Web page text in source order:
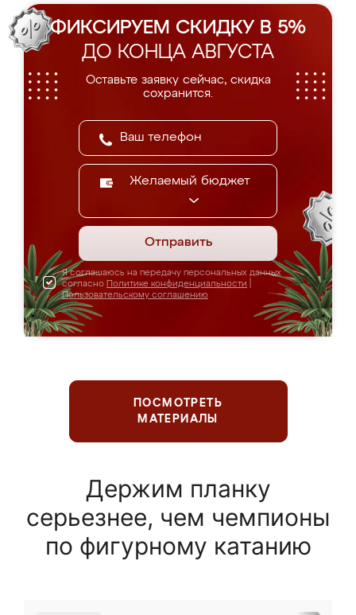
ФИКСИРУЕМ СКИДКУ В 5%
ДО КОНЦА АВГУСТА
Оставьте заявку сейчас, скидка
сохранится.
Желаемый бюджет
Отправить
Я соглашаюсь на передачу персональных данных
согласно Политике конфиденциальности
Пользовательскому соглашению
ПОСМОТРЕТЬ
МАТЕРИАЛЫ
Держим планку
серьезнее, чем чемпионы
по фигурному катанию